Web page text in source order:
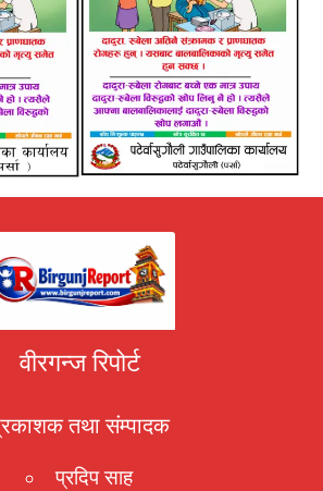
वीरगन्ज रिपोर्ट
तथा संम्पादक
प्रदिप साह